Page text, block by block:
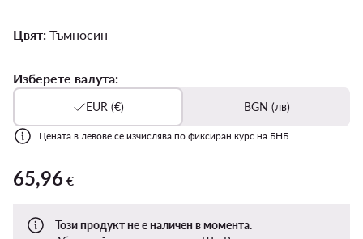
Цвят: Тъмносин
Изберете валута:
EUR (€) BGN (лв)
Цената в левове се изчислява по фиксиран курс на БНБ.
65,96 €
65,96 €
Този продукт не е наличен в момента.